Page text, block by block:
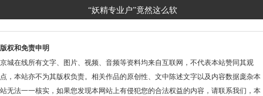
“妖精专业户”竟然这么软
版权和免责申明
京城在线所有文字、图片、视频、音频等资料均来自互联网，不代表本站赞同其观
点，本站亦不为其版权负责。相关作品的原创性、文中陈述文字以及内容数据庞杂本
站无法一一核实，如果您发现本网站上有侵犯您的合法权益的内容，请联系我们，本